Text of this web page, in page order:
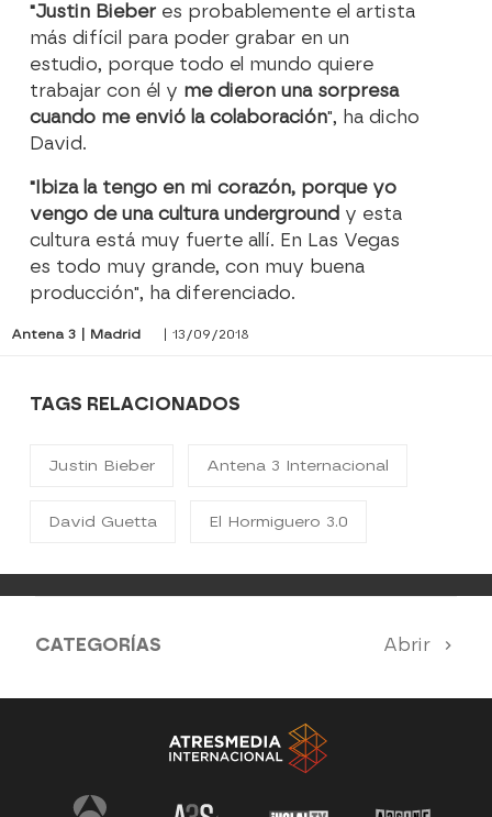
"Justin Bieber es probablemente el artista
más difícil para poder grabar en un
estudio, porque todo el mundo quiere
trabajar con él y me dieron una sorpresa
cuando me envió la colaboración", ha dicho
David.
"Ibiza la tengo en mi corazón, porque yo
vengo de una cultura underground y esta
cultura está muy fuerte allí. En Las Vegas
es todo muy grande, con muy buena
producción", ha diferenciado.
Antena 3 | Madrid | 13/09/2018
TAGS RELACIONADOS
Justin Bieber Antena 3 Internacional
David Guetta El Hormiguero 3.0
CATEGORÍAS Abrir
Antena 3 Noticias El Hormiguero
La Ruleta de la Suerte Tu cara me suena